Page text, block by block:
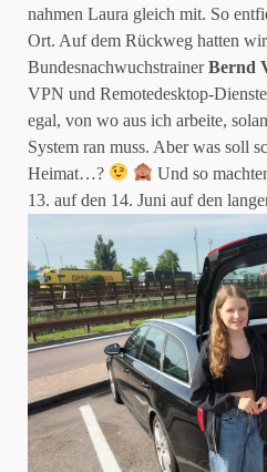
nahmen Laura gleich mit. So
Ort. Auf dem Rückweg hatten
BundesnachwuchstrainerBernd
VPN und Remotedesktop-
egal, von wo aus ich arbeite,
System ran muss. Aber was soll
Heimat…?
Und so
13. auf den 14. Juni auf den